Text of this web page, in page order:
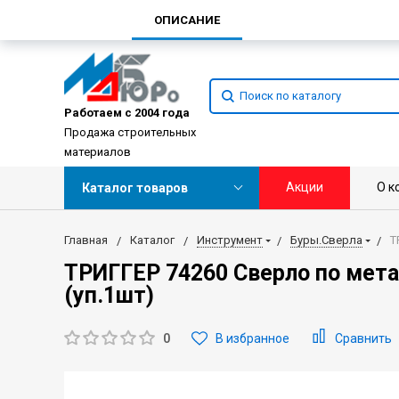
Работаем с 2004 года
Продажа строительных
материалов
Каталог товаров Акции О
Главная Каталог Инструмент Буры.Сверла
ТРИГГЕР 74260 Сверло по
(уп.1шт)
0 В избранное Сравнить
ОПИСАНИЕ